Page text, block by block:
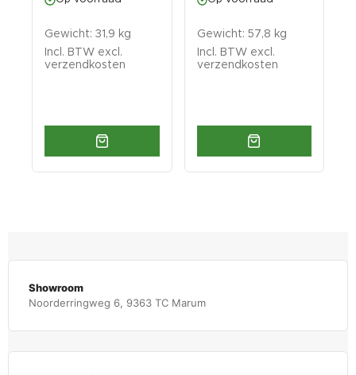
Gewicht: 31,9 kg
Incl. BTW excl.
verzendkosten
Gewicht: 57,8 kg
Incl. BTW excl.
verzendkosten
Showroom
Noorderringweg 6, 9363 TC Marum